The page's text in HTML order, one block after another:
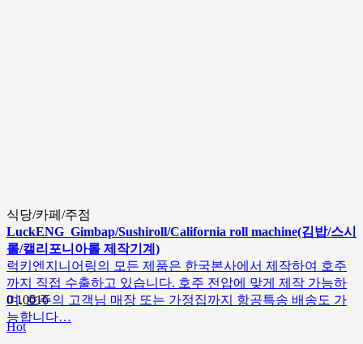
식당/카페/주점
LuckENG_Gimbap/Sushiroll/California roll machine(김밥/스시
롤/캘리포니아롤 제작기계)
럭키엔지니어링의 모든 제품은 한국본사에서 제작하여 호주
까지 직접 수출하고 있습니다. 호주 전압에 맞게 제작 가능하
며, 호주의 고객님 매장 또는 가정집까지 항공특송 배송도 가
능합니다…
010016
Hot